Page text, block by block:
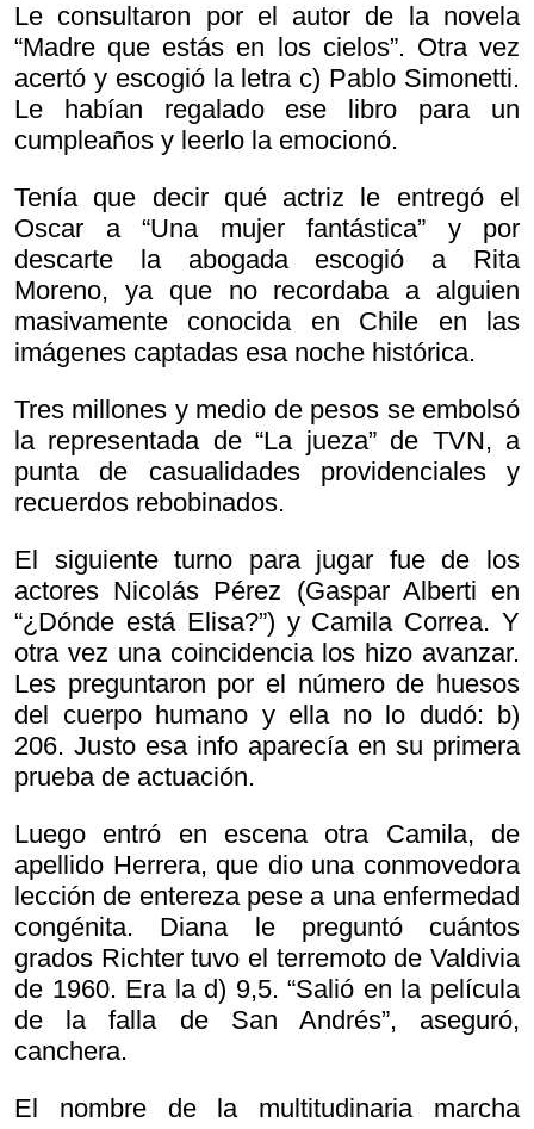
Le consultaron por el autor de la novela
“Madre que estás en los cielos”. Otra vez
acertó y escogió la letra c) Pablo Simonetti.
Le habían regalado ese libro para un
cumpleaños y leerlo la emocionó.
Tenía que decir qué actriz le entregó el
Oscar a “Una mujer fantástica” y por
descarte la abogada escogió a Rita
Moreno, ya que no recordaba a alguien
masivamente conocida en Chile en las
imágenes captadas esa noche histórica.
Tres millones y medio de pesos se embolsó
la representada de “La jueza” de TVN, a
punta de casualidades providenciales y
recuerdos rebobinados.
El siguiente turno para jugar fue de los
actores Nicolás Pérez (Gaspar Alberti en
“¿Dónde está Elisa?”) y Camila Correa. Y
otra vez una coincidencia los hizo avanzar.
Les preguntaron por el número de huesos
del cuerpo humano y ella no lo dudó: b)
206. Justo esa info aparecía en su primera
prueba de actuación.
Luego entró en escena otra Camila, de
apellido Herrera, que dio una conmovedora
lección de entereza pese a una enfermedad
congénita. Diana le preguntó cuántos
grados Richter tuvo el terremoto de Valdivia
de 1960. Era la d) 9,5. “Salió en la película
de la falla de San Andrés”, aseguró,
canchera.
El nombre de la multitudinaria marcha